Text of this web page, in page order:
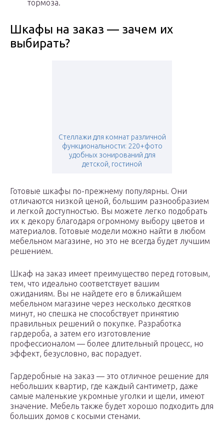
тормоза.
Шкафы на заказ — зачем их
выбирать?
Стеллажи для комнат различной
функциональности: 220+фото
удобных зонирований для
детской, гостиной
Готовые шкафы по-прежнему популярны. Они
отличаются низкой ценой, большим разнообразием
и легкой доступностью. Вы можете легко подобрать
их к декору благодаря огромному выбору цветов и
материалов. Готовые модели можно найти в любом
мебельном магазине, но это не всегда будет лучшим
решением.
Шкаф на заказ имеет преимущество перед готовым,
тем, что идеально соответствует вашим
ожиданиям. Вы не найдете его в ближайшем
мебельном магазине через несколько десятков
минут, но спешка не способствует принятию
правильных решений о покупке. Разработка
гардероба, а затем его изготовление
профессионалом — более длительный процесс, но
эффект, безусловно, вас порадует.
Гардеробные на заказ — это отличное решение для
небольших квартир, где каждый сантиметр, даже
самые маленькие укромные уголки и щели, имеют
значение. Мебель также будет хорошо подходить для
больших домов с косыми стенами.